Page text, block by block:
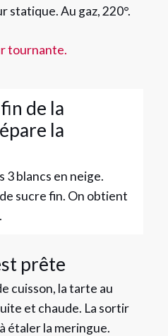
statique. Au gaz, 220°.
tournante.
de la
la
3 blancs en neige.
sucre fin. On obtient
prête
cuisson, la tarte au
et chaude. La sortir
étaler la meringue.